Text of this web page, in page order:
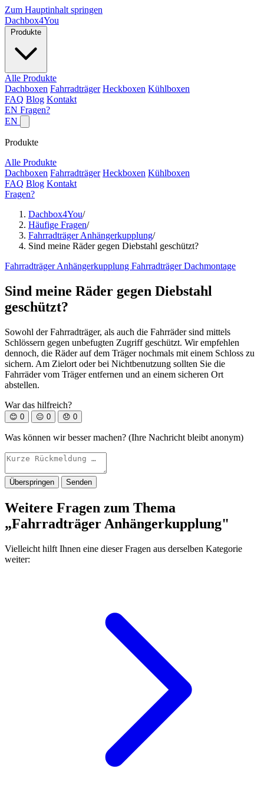
Zum Hauptinhalt springen
Dachbox4You
Alle Produkte
Dachboxen Fahrradträger Heckboxen Kühlboxen
FAQ Blog Kontakt
EN Fragen?
EN
Produkte
Alle Produkte
Dachboxen Fahrradträger Heckboxen Kühlboxen
FAQ Blog Kontakt
Fragen?
Dachbox4You/
Häufige Fragen/
Fahrradträger Anhängerkupplung/
Sind meine Räder gegen Diebstahl geschützt?
Fahrradträger Anhängerkupplung Fahrradträger Dachmontage
Sind meine Räder gegen Diebstahl
geschützt?
Sowohl der Fahrradträger, als auch die Fahrräder sind mittels
Schlössern gegen unbefugten Zugriff geschützt. Wir empfehlen
dennoch, die Räder auf dem Träger nochmals mit einem Schloss zu
sichern. Am Zielort oder bei Nichtbenutzung sollten Sie die
Fahrräder vom Träger entfernen und an einem sicheren Ort
abstellen.
War das hilfreich?
😊 0 😐 0 😞 0
Was können wir besser machen? (Ihre Nachricht bleibt anonym)
Überspringen Senden
Weitere Fragen zum Thema
„Fahrradträger Anhängerkupplung"
Vielleicht hilft Ihnen eine dieser Fragen aus derselben Kategorie
weiter: